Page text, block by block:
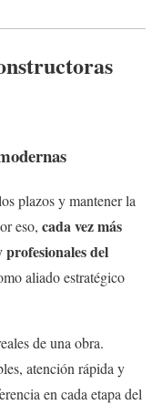
plazos y mantener la
eso, cada vez más
del
aliado estratégico
de una obra.
atención rápida y
en cada etapa del